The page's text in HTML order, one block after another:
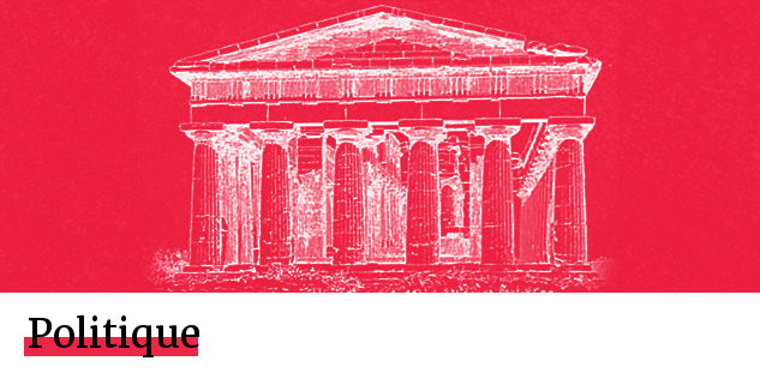
Politique